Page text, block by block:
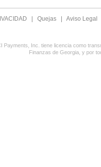
Quejas Aviso Legal
Payments, Inc. tiene licencia como
Finanzas de Georgia, y por